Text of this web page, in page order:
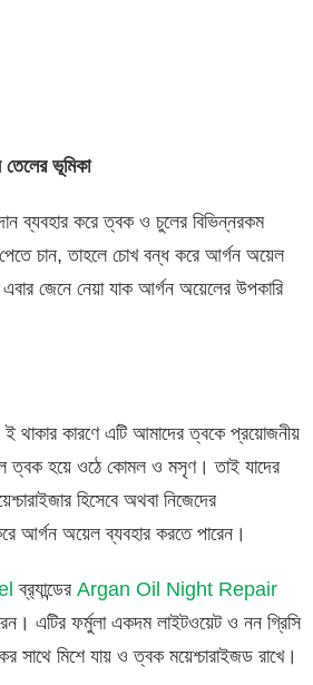
ভূমিকা
ব্যবহার করে ত্বক ও চুলের বিভিন্নরকম
চান, তাহলে চোখ বন্ধ করে আর্গন অয়েল
জেনে নেয়া যাক আর্গন অয়েলের উপকারি
ই থাকার কারণে এটি আমাদের ত্বকে প্রয়োজনীয়
ত্বক হয়ে ওঠে কোমল ও মসৃণ। তাই যাদের
হিসেবে অথবা নিজেদের
করে আর্গন অয়েল ব্যবহার করতে পারেন।
ব্র‍্যান্ডের Argan Oil Night Repair
এটির ফর্মুলা একদম লাইটওয়েট ও নন গ্রিসি
সাথে মিশে যায় ও ত্বক ময়েশ্চারাইজড রাখে।